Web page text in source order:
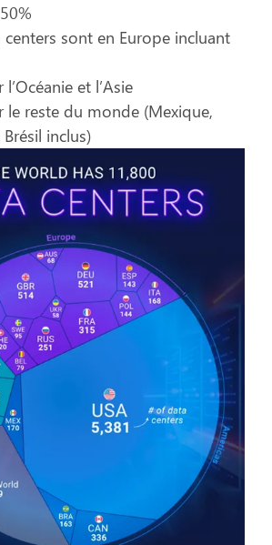
sont en Europe incluant
et l’Asie
le reste du monde (Mexique,
inclus)